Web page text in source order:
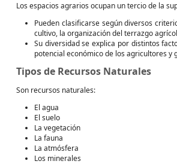
Los espacios agrarios ocupan un tercio de la
Pueden clasificarse según diversos
cultivo, la organización del terrazgo
Su diversidad se explica por distintos
potencial económico de los agricultores y
Tipos de Recursos Naturales
Son recursos naturales:
El agua
El suelo
La vegetación
La fauna
La atmósfera
Los minerales